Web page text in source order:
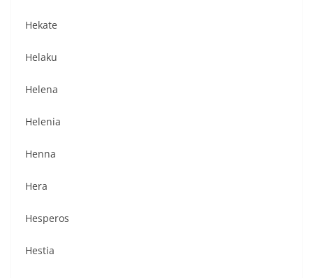
Hekate
Helaku
Helena
Helenia
Henna
Hera
Hesperos
Hestia